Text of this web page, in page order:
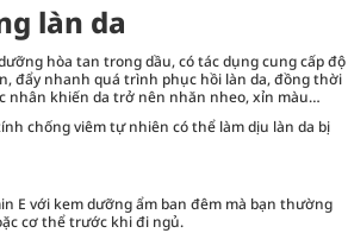
làn da
hòa tan trong dầu, có tác dụng cung cấp độ
đẩy nhanh quá trình phục hồi làn da, đồng thời
nhân khiến da trở nên nhăn nheo, xỉn màu…
chống viêm tự nhiên có thể làm dịu làn da bị
E với kem dưỡng ẩm ban đêm mà bạn thường
cơ thể trước khi đi ngủ.